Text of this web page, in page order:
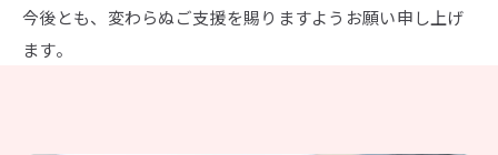
今後とも、変わらぬご支援を賜りますようお願い申し上げ
ます。